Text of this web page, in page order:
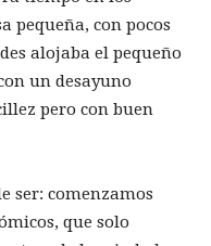
pequeña, con pocos
alojaba el pequeño
un desayuno
pero con buen
ser: comenzamos
que solo